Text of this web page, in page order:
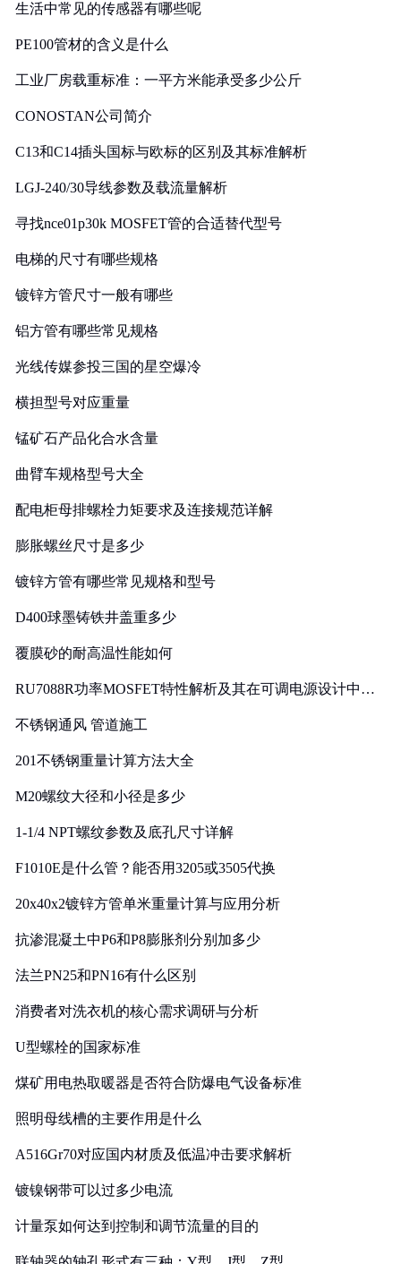
生活中常见的传感器有哪些呢
PE100管材的含义是什么
工业厂房载重标准：一平方米能承受多少公斤
CONOSTAN公司简介
C13和C14插头国标与欧标的区别及其标准解析
LGJ-240/30导线参数及载流量解析
寻找nce01p30k MOSFET管的合适替代型号
电梯的尺寸有哪些规格
镀锌方管尺寸一般有哪些
铝方管有哪些常见规格
光线传媒参投三国的星空爆冷
横担型号对应重量
锰矿石产品化合水含量
曲臂车规格型号大全
配电柜母排螺栓力矩要求及连接规范详解
膨胀螺丝尺寸是多少
镀锌方管有哪些常见规格和型号
D400球墨铸铁井盖重多少
覆膜砂的耐高温性能如何
RU7088R功率MOSFET特性解析及其在可调电源设计中的
不锈钢通风 管道施工
201不锈钢重量计算方法大全
M20螺纹大径和小径是多少
1-1/4 NPT螺纹参数及底孔尺寸详解
F1010E是什么管？能否用3205或3505代换
20x40x2镀锌方管单米重量计算与应用分析
抗渗混凝土中P6和P8膨胀剂分别加多少
法兰PN25和PN16有什么区别
消费者对洗衣机的核心需求调研与分析
U型螺栓的国家标准
煤矿用电热取暖器是否符合防爆电气设备标准
照明母线槽的主要作用是什么
A516Gr70对应国内材质及低温冲击要求解析
镀镍钢带可以过多少电流
计量泵如何达到控制和调节流量的目的